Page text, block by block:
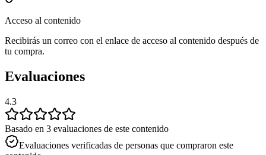
Acceso al contenido
Recibirás un correo con el enlace de acceso al contenido después de
tu compra.
Evaluaciones
4.3
Basado en 3 evaluaciones de este contenido
Evaluaciones verificadas de personas que compraron este